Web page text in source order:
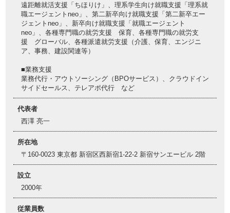
遠距離就活支援「ちほりけ」、理系学生向け就職支援「理系就
職エージェントneo」、第二新卒向け就職支援「第二新卒エー
ジェントneo」、新卒向け就職支援「就職エージェント
neo」、各種専門職の就労支援 保育、各種専門職の就労支
援 グローバル、各種派遣就労支援（介護、保育、エンジニ
ア、事務、建設関連等）
■業務支援
業務代行・アウトソーシング（BPOサービス）、クラウドイン
サイドセールス、テレアポ代行 など
代表者
西澤 亮一
所在地
〒160-0023 東京都 新宿区西新宿1-22-2 新宿サンエービル 2階
設立
2000年
従業員数